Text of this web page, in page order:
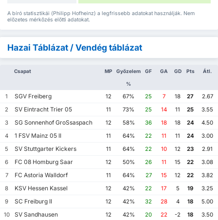
A bíró statisztikái (Philipp Hofheinz) a legfrissebb adatokat használják. Nem
előzetes mérkőzés előtti adatokat.
Hazai Táblázat / Vendég táblázat
Csapat MP Győzelem
%
GF GA GD Pts Átl.
1 SGV Freiberg 12 67% 25 7 18 27
2.67
2
SV Eintracht Trier 05 11 73% 25 14 11 25
3.55
3
SG Sonnenhof GroSsaspach 12 58% 36 18 18 24
4.50
4
1 FSV Mainz 05 II 11 64% 22 11 11 24
3.00
5
SV Stuttgarter Kickers 11 64% 22 10 12 23
2.91
6
FC 08 Homburg Saar 12 50% 26 11 15 22
3.08
7
FC Astoria Walldorf 11 64% 27 15 12 22
3.82
8
KSV Hessen Kassel 12 42% 22 17 5 19
3.25
9
SC Freiburg II 12 42% 32 28 4 18
5.00
10
SV Sandhausen 12 42% 20 22 -2 18
3.50